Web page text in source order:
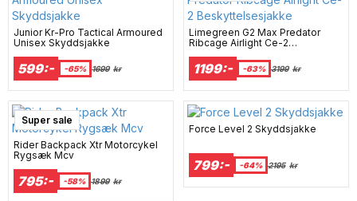
Junior Kr-Pro Tactical Armoured
Unisex Skyddsjakke
599:- -65% 1699 kr
Limegreen G2 Max Predator
Ribcage Airlight Ce-2
1199:- -63% 3199 kr
Super sale
Rider Backpack Xtr Motorcykel
Rygsæk Mcv
795:- -58% 1899 kr
Force Level 2 Skyddsjakke
799:- -64% 2195 kr